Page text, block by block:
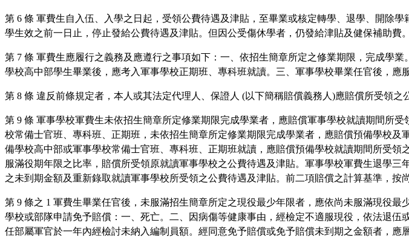
第 6 條 軍費生自入伍、入學之日起，受領公費待遇及津貼，至畢業或核定轉學、退學、開除
學生效之前一日止，停止發給公費待遇及津貼。但因公受傷休學者，仍發給津貼及健保補助費。
第 7 條 軍費生應履行之義務及應遵行之事項如下：一、依招生簡章所定之修業期限，完成學
學校高中部學生畢業後，應考入軍事學校正期班、專科班就讀。三、軍事學校畢業任官後，應
第 8 條 違反前條規定者，本人或其法定代理人、保證人 (以下簡稱賠償義務人)應賠償所受領之
第 9 條 軍事學校軍費生未依招生簡章所定修業期限完成學業者，應賠償軍事學校就讀期間所
校常備士官班、專科班、正期班，未依招生簡章所定修業期限完成學業者，應賠償預備學校
備學校高中部或軍事學校常備士官班、專科班、正期班就讀，應賠償預備學校就讀期間所受
服滿役期年限之比率，賠償所受領原就讀軍事學校之公費待遇及津貼。軍事學校軍費生退學
之未到期金額及重新錄取就讀軍事學校所受領之公費待遇及津貼。前二項賠償之計算基準，按
第 9 條之 1 軍費生畢業任官後，未服滿招生簡章所定之現役最少年限者，應依尚未服滿現役
學校或部隊申請免予賠償：一、死亡。二、因病傷等健康事由，經檢定不適服現役，依法退
任部屬軍官於一年內經檢討未納入編制員額。經同意免予賠償或免予賠償未到期之金額者，